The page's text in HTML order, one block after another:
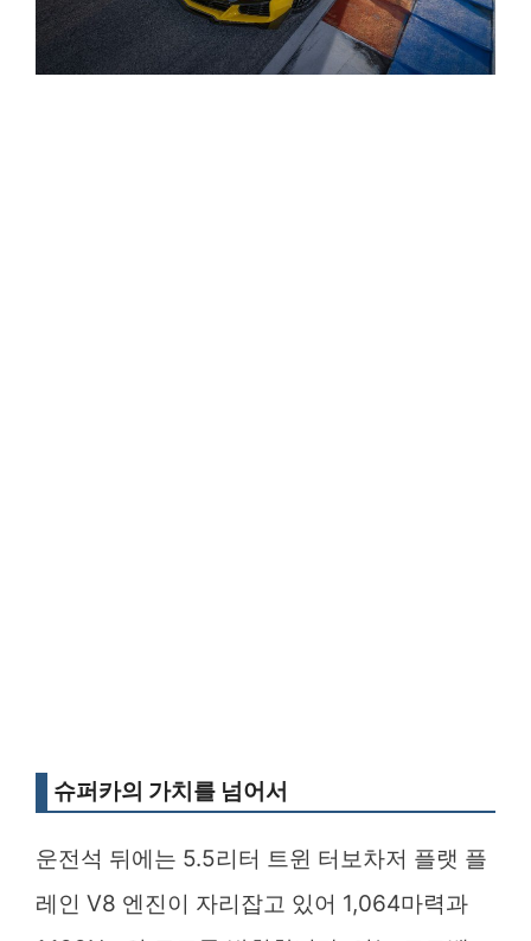
슈퍼카의 가치를 넘어서
운전석 뒤에는 5.5리터 트윈 터보차저 플랫 플
레인 V8 엔진이 자리잡고 있어 1,064마력과